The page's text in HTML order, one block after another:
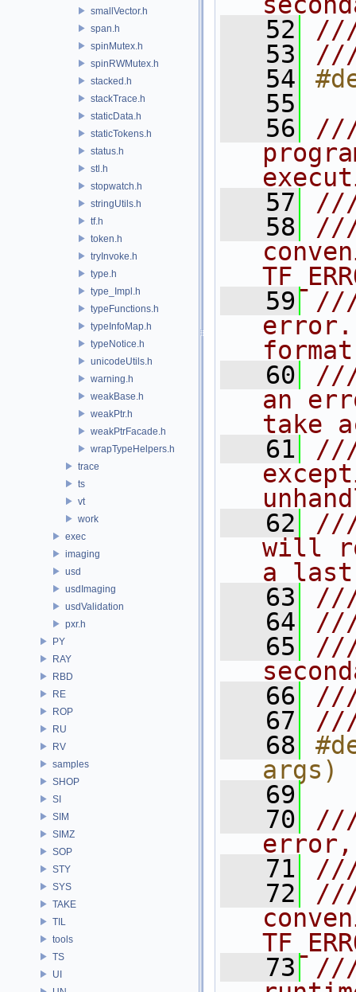
smallVector.h
span.h
spinMutex.h
spinRWMutex.h
stacked.h
stackTrace.h
staticData.h
staticTokens.h
status.h
stl.h
stopwatch.h
stringUtils.h
tf.h
token.h
tryInvoke.h
type.h
type_Impl.h
typeFunctions.h
typeInfoMap.h
typeNotice.h
unicodeUtils.h
warning.h
weakBase.h
weakPtr.h
weakPtrFacade.h
wrapTypeHelpers.h
trace
ts
vt
work
exec
imaging
usd
usdImaging
usdValidation
pxr.h
PY
RAY
RBD
RE
ROP
RU
RV
samples
SHOP
SI
SIM
SIMZ
SOP
STY
SYS
TAKE
TIL
tools
TS
UI
   52
   53
   54
   55
   56
///
   57
   58
///
   59
///
   60
///
an
take
   61
///
   62
///
will
a last-
   63
   64
   65
   66
   67
   68
args)
   69
   70
///
error,
   71
   72
///
   73
///